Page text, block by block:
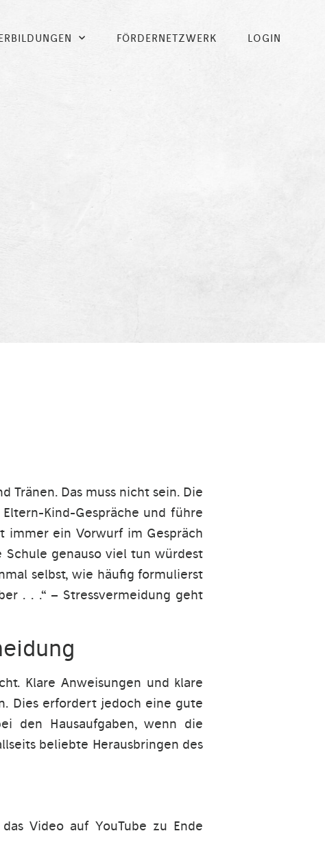
FÖRDERNETZWERK LOGIN
Tränen. Das muss nicht sein. Die
Kind-Gespräche und führe
immer ein Vorwurf im Gespräch
Schule genauso viel tun würdest
selbst, wie häufig formulierst
. . .“ – Stressvermeidung geht
Klare Anweisungen und klare
Dies erfordert jedoch eine gute
den Hausaufgaben, wenn die
beliebte Herausbringen des
Video auf YouTube zu Ende